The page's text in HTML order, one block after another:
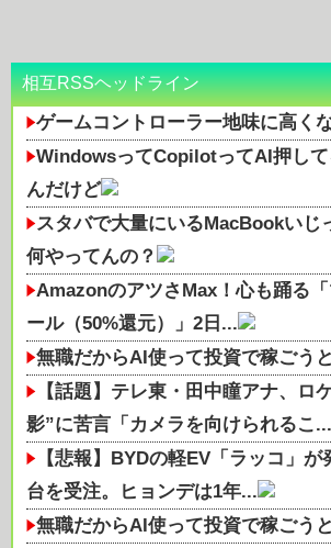
相互RSSヘッドライン
ゲームコントローラー地味に高く
WindowsってCopilotってAI押し
んだけど
スタバで大量にいるMacBookいじ
何やってんの？
AmazonのアツさMax！心も踊る
ール（50%還元）」2日...
無職だからAI使って投資で稼ごう
【話題】テレ東・田中瞳アナ、ロ
影”に苦言「カメラを向けられるこ...
【悲報】BYDの軽EV「ラッコ」が
台を受注。ヒョンデは1年...
無職だからAI使って投資で稼ごう